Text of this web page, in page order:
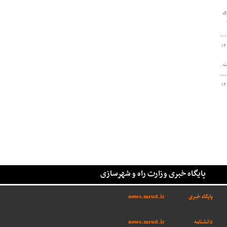
پایگاه خبری وزارت راه و شهرسازی
پایگاه خبری news.mrud.ir
دانشنامه
news.mrud.ir